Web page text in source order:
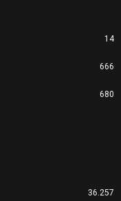
14
666
680
36.257